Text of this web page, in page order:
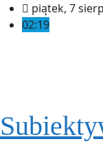
Przeskocz
do
piątek, 7
02:19